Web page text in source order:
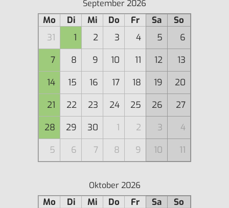
September 2026
Mo Di Mi Do Fr Sa
So
31
1 2 3 4 5
6
7
8 9 10 11 12
13
14
15 16 17 18 19
20
21
22 23 24 25 26
27
28
29 30 1 2 3
4
5
6 7 8 9 10 11
Oktober 2026
Mo Di Mi Do Fr Sa
So